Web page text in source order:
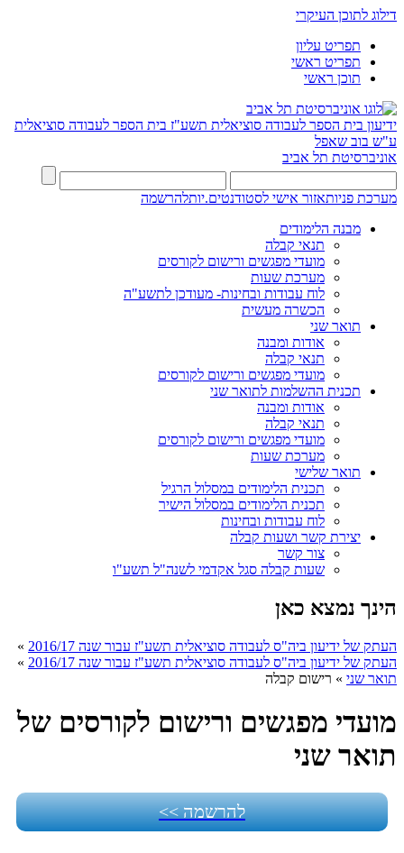
דילוג לתוכן העיקרי
תפריט עליון
תפריט ראשי
תוכן ראשי
ידיעון בית הספר לעבודה סוציאלית תשע"ז בית הספר לעבודה סוציאלית
ע"ש בוב שאפל
אוניברסיטת תל אביב
מערכת פניותאזור אישי לסטודנטים.יותלהרשמה
מבנה הלימודים
תנאי קבלה
מועדי מפגשים ורישום לקורסים
מערכת שעות
לוח עבודות ובחינות- מעודכן לתשע"ה
הכשרה מעשית
תואר שני
אודות ומבנה
תנאי קבלה
מועדי מפגשים ורישום לקורסים
תכנית ההשלמות לתואר שני
אודות ומבנה
תנאי קבלה
מועדי מפגשים ורישום לקורסים
מערכת שעות
תואר שלישי
תכנית הלימודים במסלול הרגיל
תכנית הלימודים במסלול הישיר
לוח עבודות ובחינות
יצירת קשר ושעות קבלה
צור קשר
שעות קבלה סגל אקדמי לשנה"ל תשע"ו
הינך נמצא כאן
העתק של ידיעון ביה"ס לעבודה סוציאלית תשע"ז עבור שנה 2016/17
»
העתק של ידיעון ביה"ס לעבודה סוציאלית תשע"ז עבור שנה 2016/17
»
תואר שני » רישום קבלה
מועדי מפגשים ורישום לקורסים של
תואר שני
להרשמה >>